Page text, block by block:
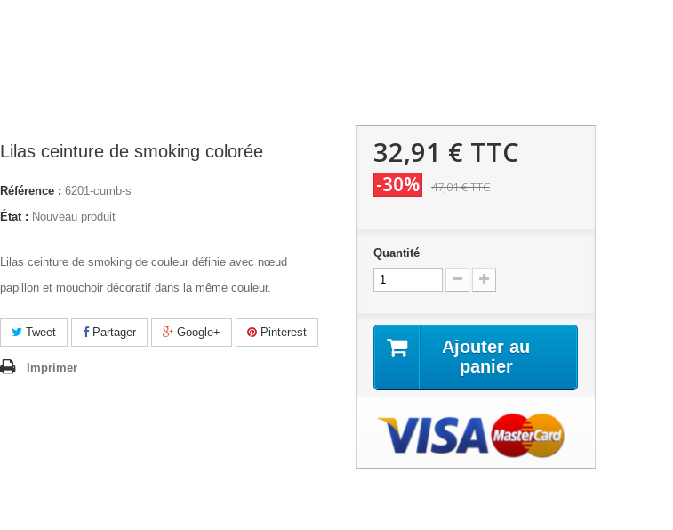
Lilas ceinture de smoking colorée
Référence : 6201-cumb-s
État : Nouveau produit
Lilas ceinture de smoking de couleur définie avec nœud
papillon et mouchoir décoratif dans la même couleur.
Tweet Partager Google+ Pinterest
Imprimer
32,91 € TTC
-30% 47,01 €TTC
Quantité
Ajouter au
panier